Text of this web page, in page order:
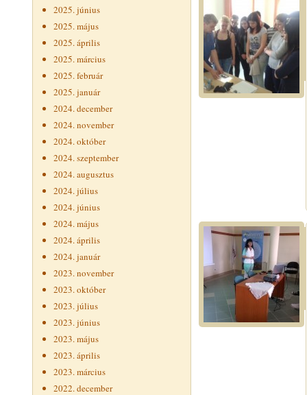
2025. június
2025. május
2025. április
2025. március
2025. február
2025. január
2024. december
2024. november
2024. október
2024. szeptember
2024. augusztus
2024. július
2024. június
2024. május
2024. április
2024. január
2023. november
2023. október
2023. július
2023. június
2023. május
2023. április
2023. március
2022. december